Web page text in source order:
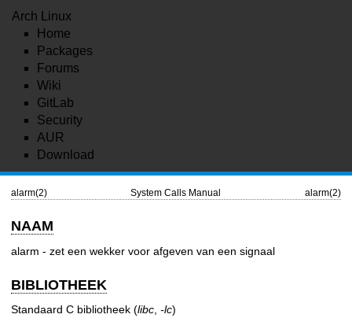
Arch Linux
Home
Packages
Forums
Wiki
GitLab
Security
AUR
Download
alarm(2) System Calls Manual alarm(2)
NAAM
alarm - zet een wekker voor afgeven van een signaal
BIBLIOTHEEK
Standaard C bibliotheek (libc -lc)